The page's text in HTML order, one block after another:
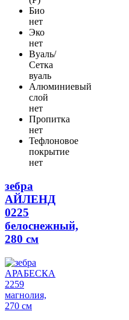
Био
нет
Эко
нет
Вуаль/
Сетка
вуаль
Алюминиевый
слой
нет
Пропитка
нет
Тефлоновое
покрытие
нет
зебра
АЙЛЕНД
0225
белоснежный,
280 см